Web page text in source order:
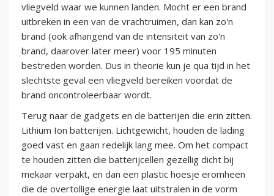
vliegveld waar we kunnen landen. Mocht er een brand
uitbreken in een van de vrachtruimen, dan kan zo'n
brand (ook afhangend van de intensiteit van zo'n
brand, daarover later meer) voor 195 minuten
bestreden worden. Dus in theorie kun je qua tijd in het
slechtste geval een vliegveld bereiken voordat de
brand oncontroleerbaar wordt.
Terug naar de gadgets en de batterijen die erin zitten.
Lithium Ion batterijen. Lichtgewicht, houden de lading
goed vast en gaan redelijk lang mee. Om het compact
te houden zitten die batterijcellen gezellig dicht bij
mekaar verpakt, en dan een plastic hoesje eromheen
die de overtollige energie laat uitstralen in de vorm